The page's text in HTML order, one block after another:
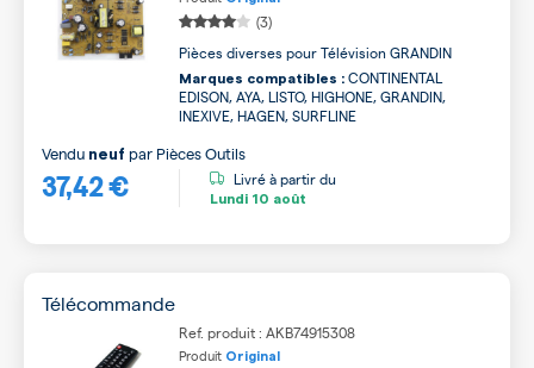
(3)
Pièces diverses pour Télévision GRANDIN
Marques compatibles : CONTINENTAL
EDISON, AYA, LISTO, HIGHONE, GRANDIN,
INEXIVE, HAGEN, SURFLINE
37,42 €
Vendu neuf par Pièces Outils
Livré à partir du
Lundi 10 août
Télécommande
Ref. produit : AKB74915308
Produit Original